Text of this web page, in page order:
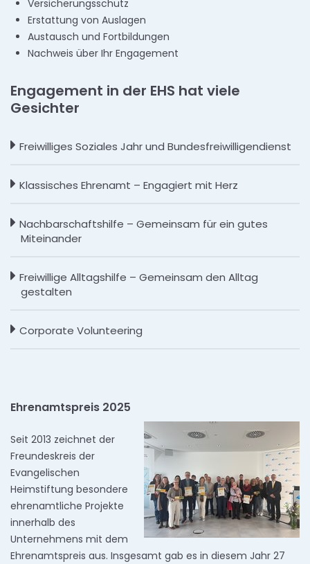
Versicherungsschutz
Erstattung von Auslagen
Austausch und Fortbildungen
Nachweis über Ihr Engagement
Engagement in der EHS hat viele
Gesichter
Freiwilliges Soziales Jahr und Bundesfreiwilligendienst
Klassisches Ehrenamt – Engagiert mit Herz
Nachbarschaftshilfe – Gemeinsam für ein gutes
Miteinander
Freiwillige Alltagshilfe – Gemeinsam den Alltag
gestalten
Corporate Volunteering
Ehrenamtspreis 2025
Seit 2013 zeichnet der
Freundeskreis der
Evangelischen
Heimstiftung besondere
ehrenamtliche Projekte
innerhalb des
Unternehmens mit dem
Ehrenamtspreis aus. Insgesamt gab es in diesem Jahr 27